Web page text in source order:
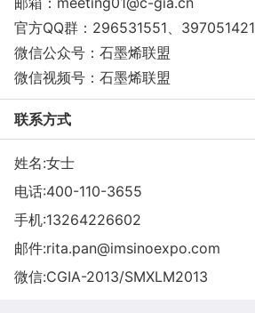
官方QQ群：296531551、397051421
微信公众号：石墨烯联盟
微信视频号：石墨烯联盟
联系方式
姓名:女士
电话:400-110-3655
手机:13264226602
邮件:rita.pan@imsinoexpo.com
微信:CGIA-2013/SMXLM2013